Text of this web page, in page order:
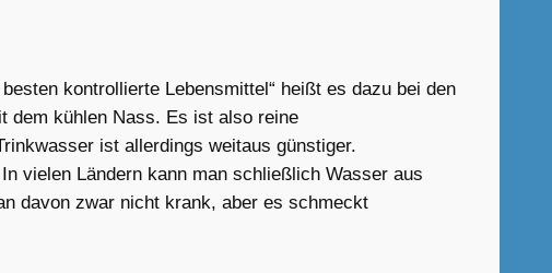
kontrollierte Lebensmittel“ heißt es dazu bei den
dem kühlen Nass. Es ist also reine
ist allerdings weitaus günstiger.
vielen Ländern kann man schließlich Wasser aus
davon zwar nicht krank, aber es schmeckt